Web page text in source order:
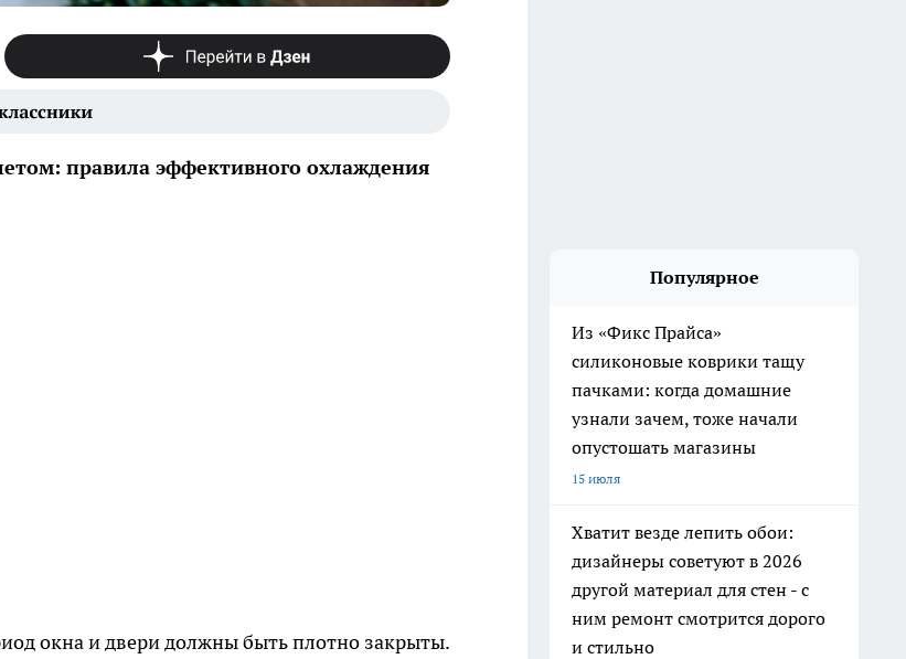
правила эффективного охлаждения
окна и двери должны быть плотно закрыты.
Популярное
Из «Фикс Прайса»
силиконовые коврики тащу
пачками: когда домашние
узнали зачем, тоже начали
опустошать магазины
15 июля
Хватит везде лепить обои:
дизайнеры советуют в 2026
другой материал для стен - с
ним ремонт смотрится дорого
и стильно